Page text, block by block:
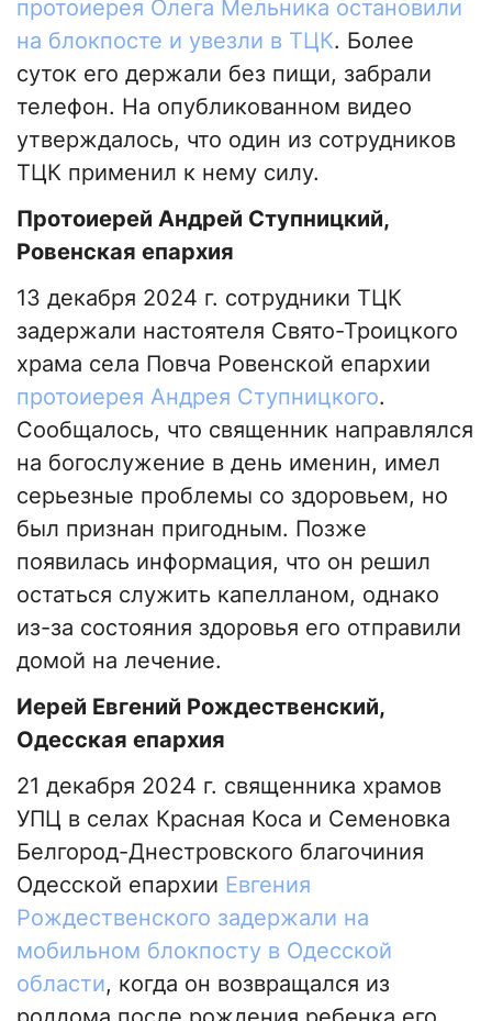
протоиерея Олега Мельника остановили
на блокпосте и увезли в ТЦК. Более
суток его держали без пищи, забрали
телефон. На опубликованном видео
утверждалось, что один из сотрудников
ТЦК применил к нему силу.
Протоиерей Андрей Ступницкий,
Ровенская епархия
13 декабря 2024 г. сотрудники ТЦК
задержали настоятеля Свято-Троицкого
храма села Повча Ровенской епархии
протоиерея Андрея Ступницкого.
Сообщалось, что священник направлялся
на богослужение в день именин, имел
серьезные проблемы со здоровьем, но
был признан пригодным. Позже
появилась информация, что он решил
остаться служить капелланом, однако
из-за состояния здоровья его отправили
домой на лечение.
Иерей Евгений Рождественский,
Одесская епархия
21 декабря 2024 г. священника храмов
УПЦ в селах Красная Коса и Семеновка
Белгород-Днестровского благочиния
Одесской епархии Евгения
Рождественского задержали на
мобильном блокпосту в Одесской
области, когда он возвращался из